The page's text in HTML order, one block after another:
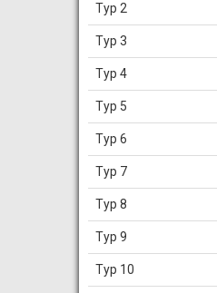
Тур 2
Тур 3
Тур 4
Тур 5
Тур 6
Тур 7
Тур 8
Тур 9
Тур 10